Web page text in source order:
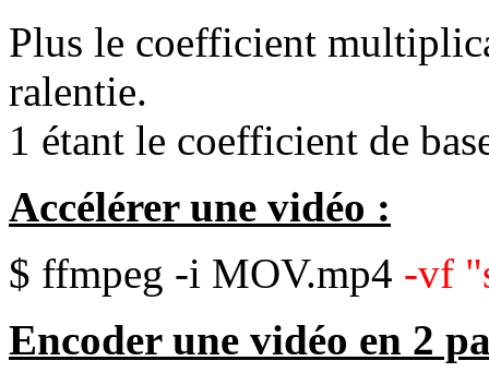
Plus le coefficient
ralentie.
1 étant le coefficient de
Accélérer une vidéo :
$ ffmpeg -i MOV.mp4 -vf
Encoder une vidéo en 2